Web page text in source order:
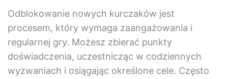
Odblokowanie nowych kurczaków jest
procesem, który wymaga zaangażowania i
regularnej gry. Możesz zbierać punkty
doświadczenia, uczestnicząc w codziennych
wyzwaniach i osiągając określone cele. Często